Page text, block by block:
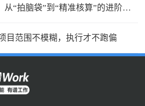
项目成本预算制定：从“拍脑袋”到“精准核算”的进阶之路
目范围不模糊，执行才不跑偏